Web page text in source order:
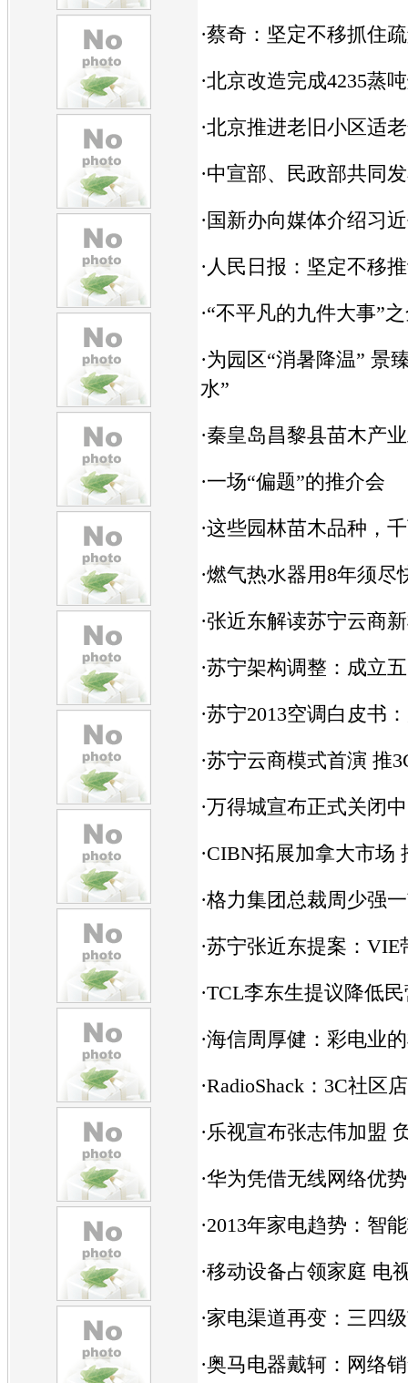
·蔡奇：坚定不移抓住
·北京改造完成4235蒸
·北京推进老旧小区适
·中宣部、民政部共同
· 国新办向媒体介绍习
· 人民日报：坚定不移
·“不平凡的九件大事”
·为园区“消暑降温” 景
水”
·秦皇岛昌黎县苗木产
·一场“偏题”的推介会
·这些园林苗木品种，
·燃气热水器用8年须尽
·张近东解读苏宁云商
·苏宁架构调整：成立
·苏宁2013空调白皮书
·苏宁云商模式首演 推
·万得城宣布正式关闭
·CIBN拓展加拿大市场
·格力集团总裁周少强
·苏宁张近东提案：VIE
·TCL李东生提议降低
·海信周厚健：彩电业
·RadioShack：3C社区
·乐视宣布张志伟加盟
·华为凭借无线网络优
·2013年家电趋势：智
·移动设备占领家庭 电
·家电渠道再变：三四
·奥马电器戴轲：网络